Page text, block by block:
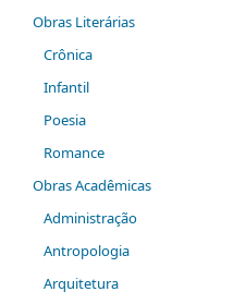
Obras Literárias
Crônica
Infantil
Poesia
Romance
Obras Acadêmicas
Administração
Antropologia
Arquitetura